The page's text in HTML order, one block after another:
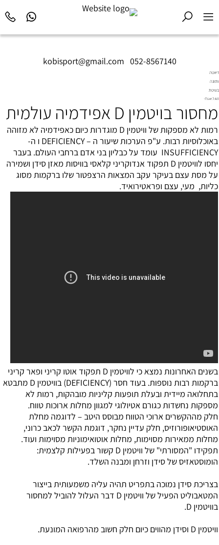
kobisport@gmail.com 052-8567140
דיאטה
ותזונה
בשיטת
Diet2All:
שמאחורי
המושלם.
מחסור בויטמין D אפידמיה עולמית
רמות לא מספקות של וויטמין D
מוגדרות כיום כאפידמיה לא מזוהה
באוכלוסיות רבות. ע"פ הערכות שיעור ה – DEFICIENCY ו ה-
INSUFFICIENCY עומד על כבליון בני אדם ברחבי העולם. בעבר
יחסו לוויטמין D תפקוד אנדוקריני קלאסי בוויסות מאזן סידן ושמירה
על מסת עצם בעיקר עקב המצאות הרצפטור שלו ברקמות מסוג
כליות, מעי, עצם ופראטירואיד.
בשנים האחרונות נמצא כי לוויטמין D תפקוד אוטו קריני ופאר קריני
ברקמות רבות נוספות. בעוד חסר (DEFICIENCY) בוויטמין D מתבטא
בתחלואה מיידית ובעלת תופעות קליניות מובהקות, רמות לא
מספקות נחשדות כגורם אטיולוגי למגוון מחלות ארוכות טווח.
חלק מההקשרים ארוכי הטווח מבוסס היטב – לדוגמה מחלת
האוסטיאופורוזיס, חלק עדיין נחקר, דוגמת הקשר לכאב כרוני,
מחלות ממאירות מסוימות, מחלות אוטואימוניות מסוימות ועוד.
תפקידו "המסורתי" של וויטמין D קשור בפעילות קלצמית:
הומוסטאזיס של סידן וזרחן ומבנה השלד.
בצריכת סידן נמוכה בתפריט תהיה עליה משמעותית בייצור
המטאבוליט הפעיל של וויטמין D דבר העלול להוביל למחסור
בוויטמין D.
וויטמין D וסידן מהווים כיום חלק חשוב מהרפואה המונעת.